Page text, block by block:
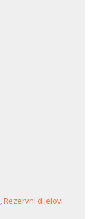
,Rezervni dijelovi